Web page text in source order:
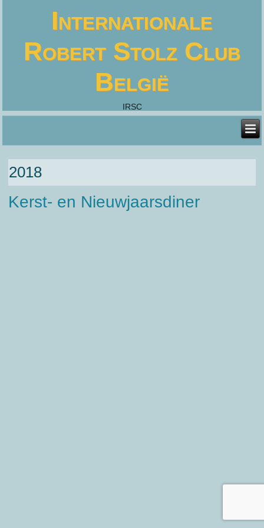
Internationale
Robert Stolz Club
België
IRSC
2018
Kerst- en Nieuwjaarsdiner